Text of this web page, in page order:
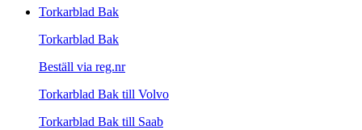
Torkarblad Bak
Torkarblad Bak
Beställ via reg.nr
Torkarblad Bak till Volvo
Torkarblad Bak till Saab